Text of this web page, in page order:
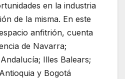
en la industria
de la misma. En este
anfitrión, cuenta
de Navarra;
Illes Balears;
y Bogotá